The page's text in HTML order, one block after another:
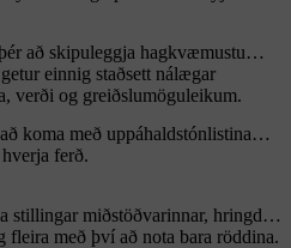
að skipuleggja hagkvæmustu
einnig staðsett nálægar
verði og greiðslumöguleikum.
koma með uppáhaldstónlistina
ferð.
stillingar miðstöðvarinnar, hringdu
fleira með því að nota bara röddina.